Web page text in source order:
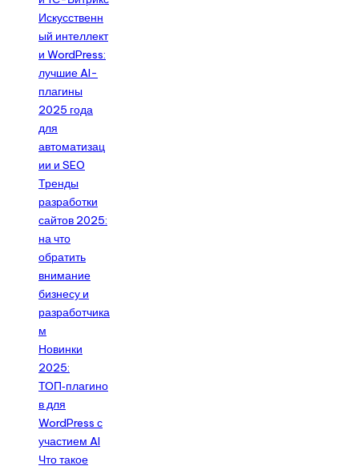
Искусственн
ый интеллект
и WordPress:
лучшие AI-
плагины
2025 года
для
автоматизац
ии и SEO
Тренды
разработки
сайтов 2025:
на что
обратить
внимание
бизнесу и
разработчика
м
Новинки
2025:
ТОП‑плагино
в для
WordPress с
участием AI
Что такое